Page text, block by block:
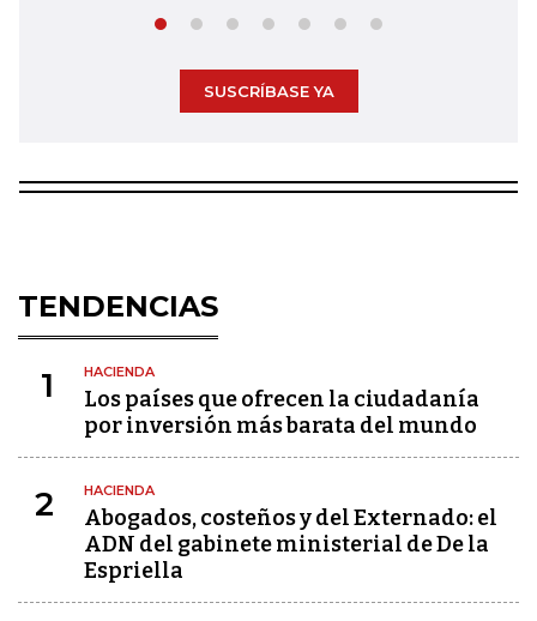
SUSCRÍBASE YA
TENDENCIAS
1 HACIENDA
Los países que ofrecen la ciudadanía
por inversión más barata del mundo
2 HACIENDA
Abogados, costeños y del Externado: el
ADN del gabinete ministerial de De la
Espriella